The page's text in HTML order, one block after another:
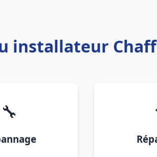
installateur
🔧